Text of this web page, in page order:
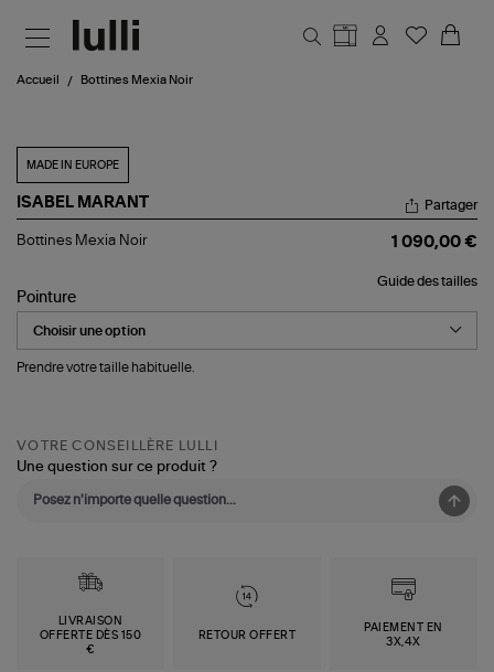
Accueil Bottines Mexia Noir
MADE IN EUROPE
ISABEL MARANT
Bottines
Partager
Bottines Mexia Noir 1 090,00 €
Guide des tailles
Pointure
Prendre votre taille habituelle.
VOTRE CONSEILLÈRE LULLI
Une question sur ce produit ?
LIVRAISON
OFFERTE DÈS 150
€
RETOUR OFFERT
PAIEMENT EN
3X,4X